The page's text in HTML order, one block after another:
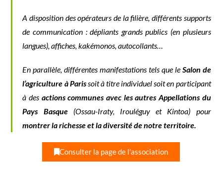
A disposition des opérateurs de la filière, différents supports
de communication : dépliants grands publics (en plusieurs
langues), affiches, kakémonos, autocollants…
En parallèle, différentes manifestations tels que le Salon de
l’agriculture à Parissoit à titre individuel soit en participant
à des actions communes avec les autres Appellations du
Pays Basque(Ossau-Iraty, Irouléguy et Kintoa) pour
montrer la richesse et la diversité de notre territoire.
Consulter la page de l'association